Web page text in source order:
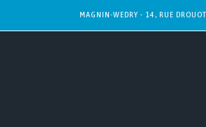
MAGNIN-WEDRY - 14, RUE